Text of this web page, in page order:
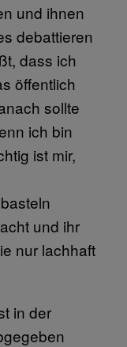
und ihnen
debattieren
dass ich
öffentlich
sollte
ich bin
ist mir,
und ihr
nur lachhaft
in der